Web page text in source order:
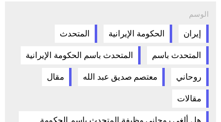
الوسم
إيران الحكومة الإيرانية المتحدث
المتحدث باسم المتحدث باسم الحكومة الإيرانية
روحاني معتصم صديق عبد الله مقال
مقالات